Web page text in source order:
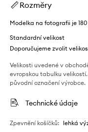
Rozměry
Modelka na fotografii je
Standardní velikost
Doporučujeme zvolit
Velikosti uvedené v
evropskou tabulku
původní označení výrobce.
Technické údaje
Zpevnění košíčků: lehká